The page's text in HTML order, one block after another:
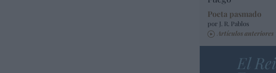
Poeta pasmado
por J. R. Pablos
Artículos anteriores
El